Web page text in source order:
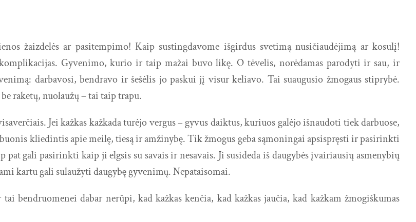
žaizdelės ar pasitempimo! Kaip sustingdavome išgirdus svetimą nusičiaudėjimą ar kosulį!
Gyvenimo, kurio ir taip mažai buvo likę. O tėvelis, norėdamas parodyti ir sau, ir
darbavosi, bendravo ir šešėlis jo paskui jį visur keliavo. Tai suaugusio žmogaus stiprybė.
raketų, nuolaužų – tai taip trapu.
Jei kažkas kažkada turėjo vergus – gyvus daiktus, kuriuos galėjo išnaudoti tiek darbuose,
kliedintis apie meilę, tiesą ir amžinybę. Tik žmogus geba sąmoningai apsispręsti ir pasirinkti
gali pasirinkti kaip ji elgsis su savais ir nesavais. Ji susideda iš daugybės įvairiausių asmenybių
kartu gali sulaužyti daugybę gyvenimų. Nepataisomai.
bendruomenei dabar nerūpi, kad kažkas kenčia, kad kažkas jaučia, kad kažkam žmogiškumas